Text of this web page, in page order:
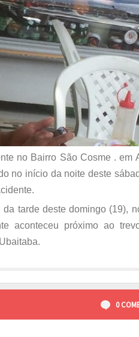
no Bairro São Cosme . em
no início da noite deste
tarde deste domingo (19),
aconteceu próximo ao
0